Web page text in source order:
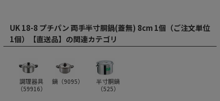
UK 18-8 プチパン 両手半寸胴鍋(蓋無) 8cm 1個（ご注文単位
1個）【直送品】の関連カテゴリ
調理器具
（59916）
鍋（9095）
半寸胴鍋
（525）